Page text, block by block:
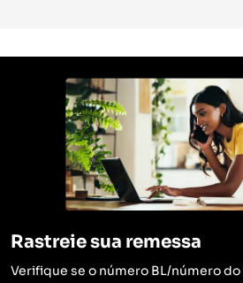
Rastreie sua remessa
Verifique se o número BL/número